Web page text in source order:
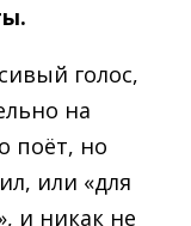
голос,
на
поёт, но
или «для
и никак не